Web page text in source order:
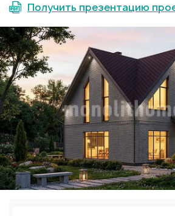
Получить презентацию